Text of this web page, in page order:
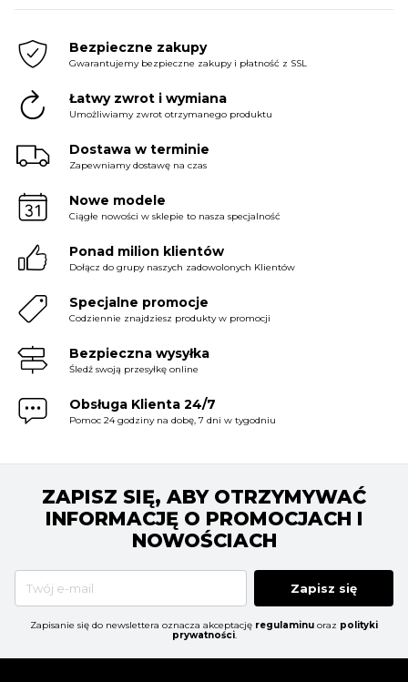
Bezpieczne zakupy
Gwarantujemy bezpieczne zakupy i płatność z SSL
Łatwy zwrot i wymiana
Umożliwiamy zwrot otrzymanego produktu
Dostawa w terminie
Zapewniamy dostawę na czas
Nowe modele
Ciągłe nowości w sklepie to nasza specjalność
Ponad milion klientów
Dołącz do grupy naszych zadowolonych Klientów
Specjalne promocje
Codziennie znajdziesz produkty w promocji
Bezpieczna wysyłka
Śledź swoją przesyłkę online
Obsługa Klienta 24/7
Pomoc 24 godziny na dobę, 7 dni w tygodniu
ZAPISZ SIĘ, ABY OTRZYMYWAĆ
INFORMACJĘ O PROMOCJACH I
NOWOŚCIACH
Zapisz się
Zapisanie się do newslettera oznacza akceptację regulaminu oraz polityki
prywatności.